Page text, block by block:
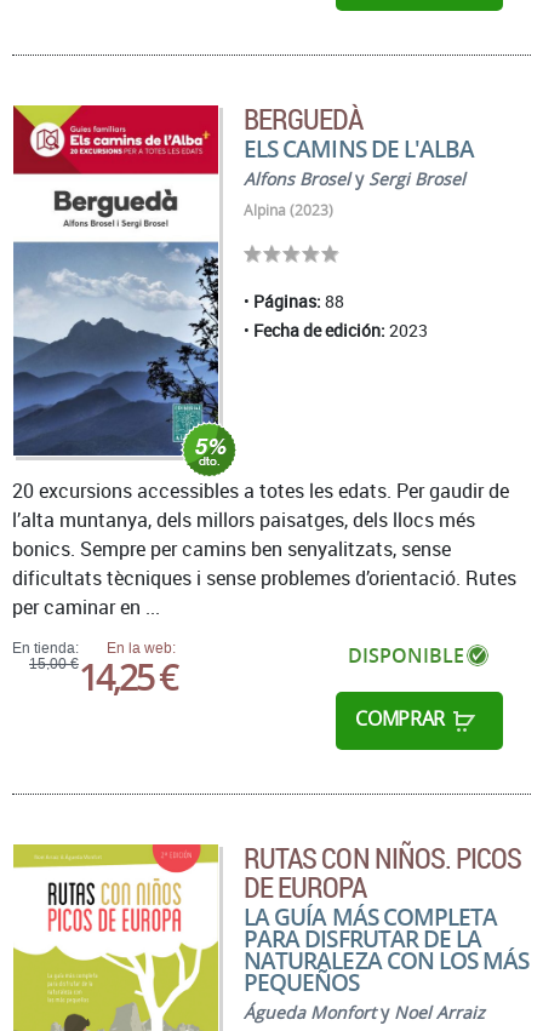
BERGUEDÀ
ELS CAMINS DE L'ALBA
Alfons Brosely Sergi Brosel
Alpina (2023)
Páginas: 88
Fecha de edición: 2023
En tienda:
15,00 €
En la web:
14,25 € DISPONIBLE
COMPRAR
20 excursions accessibles a totes les edats. Per gaudir de
l’alta muntanya, dels millors paisatges, dels llocs més
bonics. Sempre per camins ben senyalitzats, sense
dificultats tècniques i sense problemes d’orientació. Rutes
per caminar en ...
RUTAS CON NIÑOS. PICOS
DE EUROPA
LA GUÍA MÁS COMPLETA
PARA DISFRUTAR DE LA
NATURALEZA CON LOS MÁS
PEQUEÑOS
Águeda Monforty Noel Arraiz